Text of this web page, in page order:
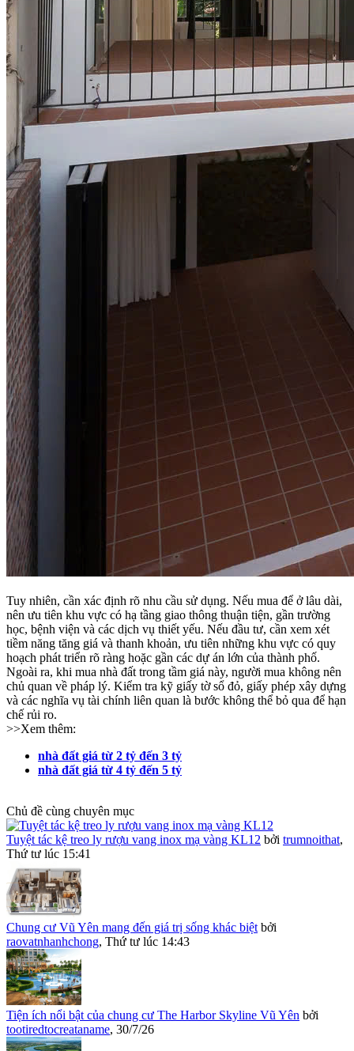
Tuy nhiên, cần xác định rõ nhu cầu sử dụng. Nếu mua để ở lâu dài,
nên ưu tiên khu vực có hạ tầng giao thông thuận tiện, gần trường
học, bệnh viện và các dịch vụ thiết yếu. Nếu đầu tư, cần xem xét
tiềm năng tăng giá và thanh khoản, ưu tiên những khu vực có quy
hoạch phát triển rõ ràng hoặc gần các dự án lớn của thành phố.
Ngoài ra, khi mua nhà đất trong tầm giá này, người mua không nên
chủ quan về pháp lý. Kiểm tra kỹ giấy tờ sổ đỏ, giấy phép xây dựng
và các nghĩa vụ tài chính liên quan là bước không thể bỏ qua để hạn
chế rủi ro.
>>Xem thêm:
nhà đất giá từ 2 tỷ đến 3 tỷ
nhà đất giá từ 4 tỷ đến 5 tỷ
Chủ đề cùng chuyên mục
Tuyệt tác kệ treo ly rượu vang inox mạ vàng KL12 bởi trumnoithat,
Thứ tư lúc 15:41
Chung cư Vũ Yên mang đến giá trị sống khác biệt bởi
raovatnhanhchong, Thứ tư lúc 14:43
Tiện ích nổi bật của chung cư The Harbor Skyline Vũ Yên bởi
tootiredtocreataname, 30/7/26